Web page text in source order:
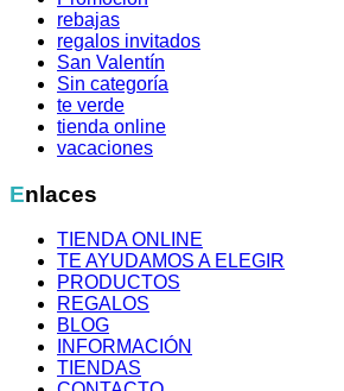
rebajas
regalos invitados
San Valentín
Sin categoría
te verde
tienda online
vacaciones
Enlaces
TIENDA ONLINE
TE AYUDAMOS A ELEGIR
PRODUCTOS
REGALOS
BLOG
INFORMACIÓN
TIENDAS